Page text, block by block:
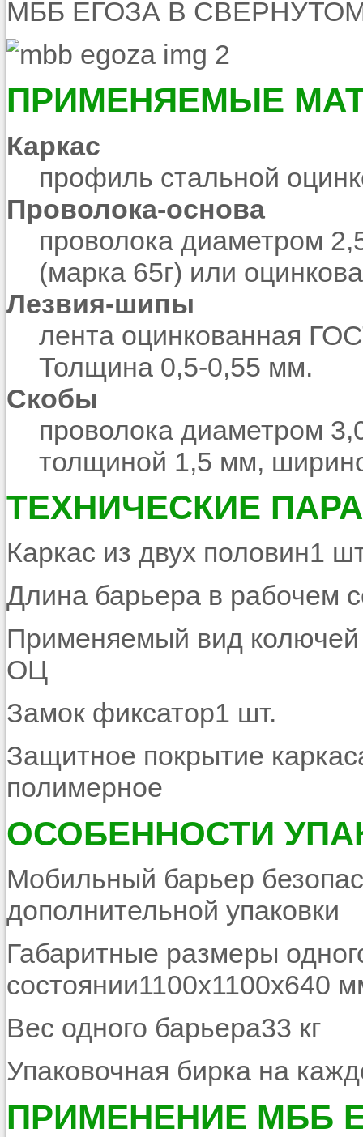
МББ ЕГОЗА В
ПРИМЕНЯЕМЫЕ
Каркас
профиль стальной
Проволока-основа
проволока диаметром
(марка 65г) или
Лезвия-шипы
лента оцинкованная
Толщина 0,5-0,55 мм.
Скобы
проволока диаметром
толщиной 1,5 мм,
ТЕХНИЧЕСКИЕ
Каркас из двух половин1
Длина барьера в рабочем
Применяемый вид
ОЦ
Замок фиксатор1 шт.
Защитное покрытие
полимерное
ОСОБЕННОСТИ
Мобильный барьер
дополнительной упаковки
Габаритные размеры
состоянии1100х1100х640
Вес одного барьера33 кг
Упаковочная бирка на
ПРИМЕНЕНИЕ МББ